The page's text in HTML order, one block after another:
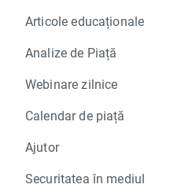
Articole educaționale
Analize de Piață
Webinare zilnice
Calendar de piață
Ajutor
Securitatea în mediul